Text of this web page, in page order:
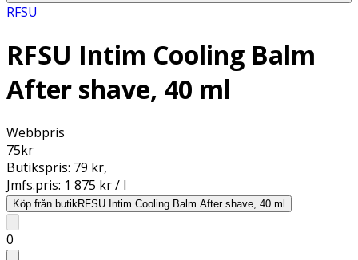
RFSU
RFSU Intim Cooling Balm
After shave, 40 ml
Webbpris
75kr
Butikspris: 79 kr,
Jmfs.pris: 1 875 kr / l
Köp från butikRFSU Intim Cooling Balm After shave, 40 ml
0